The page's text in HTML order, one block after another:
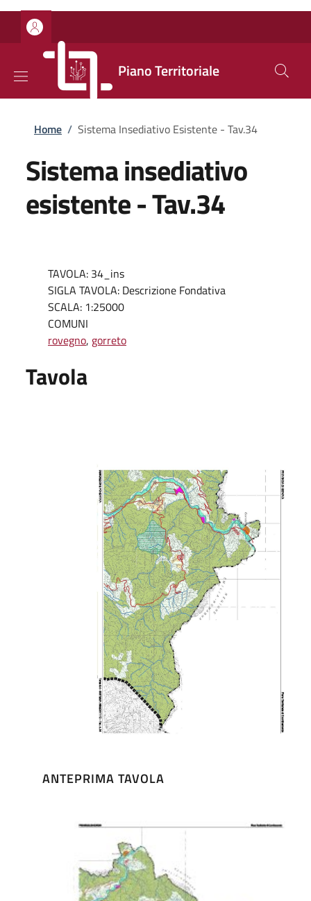
Salta al contenuto principale
Skip to footer content
Piano Territoriale
Briciole di pane
Home / Sistema Insediativo Esistente - Tav.34
Sistema insediativo
esistente - Tav.34
TAVOLA: 34_ins
SIGLA TAVOLA: Descrizione Fondativa
SCALA: 1:25000
COMUNI
rovegno, gorreto
Tavola
ANTEPRIMA TAVOLA